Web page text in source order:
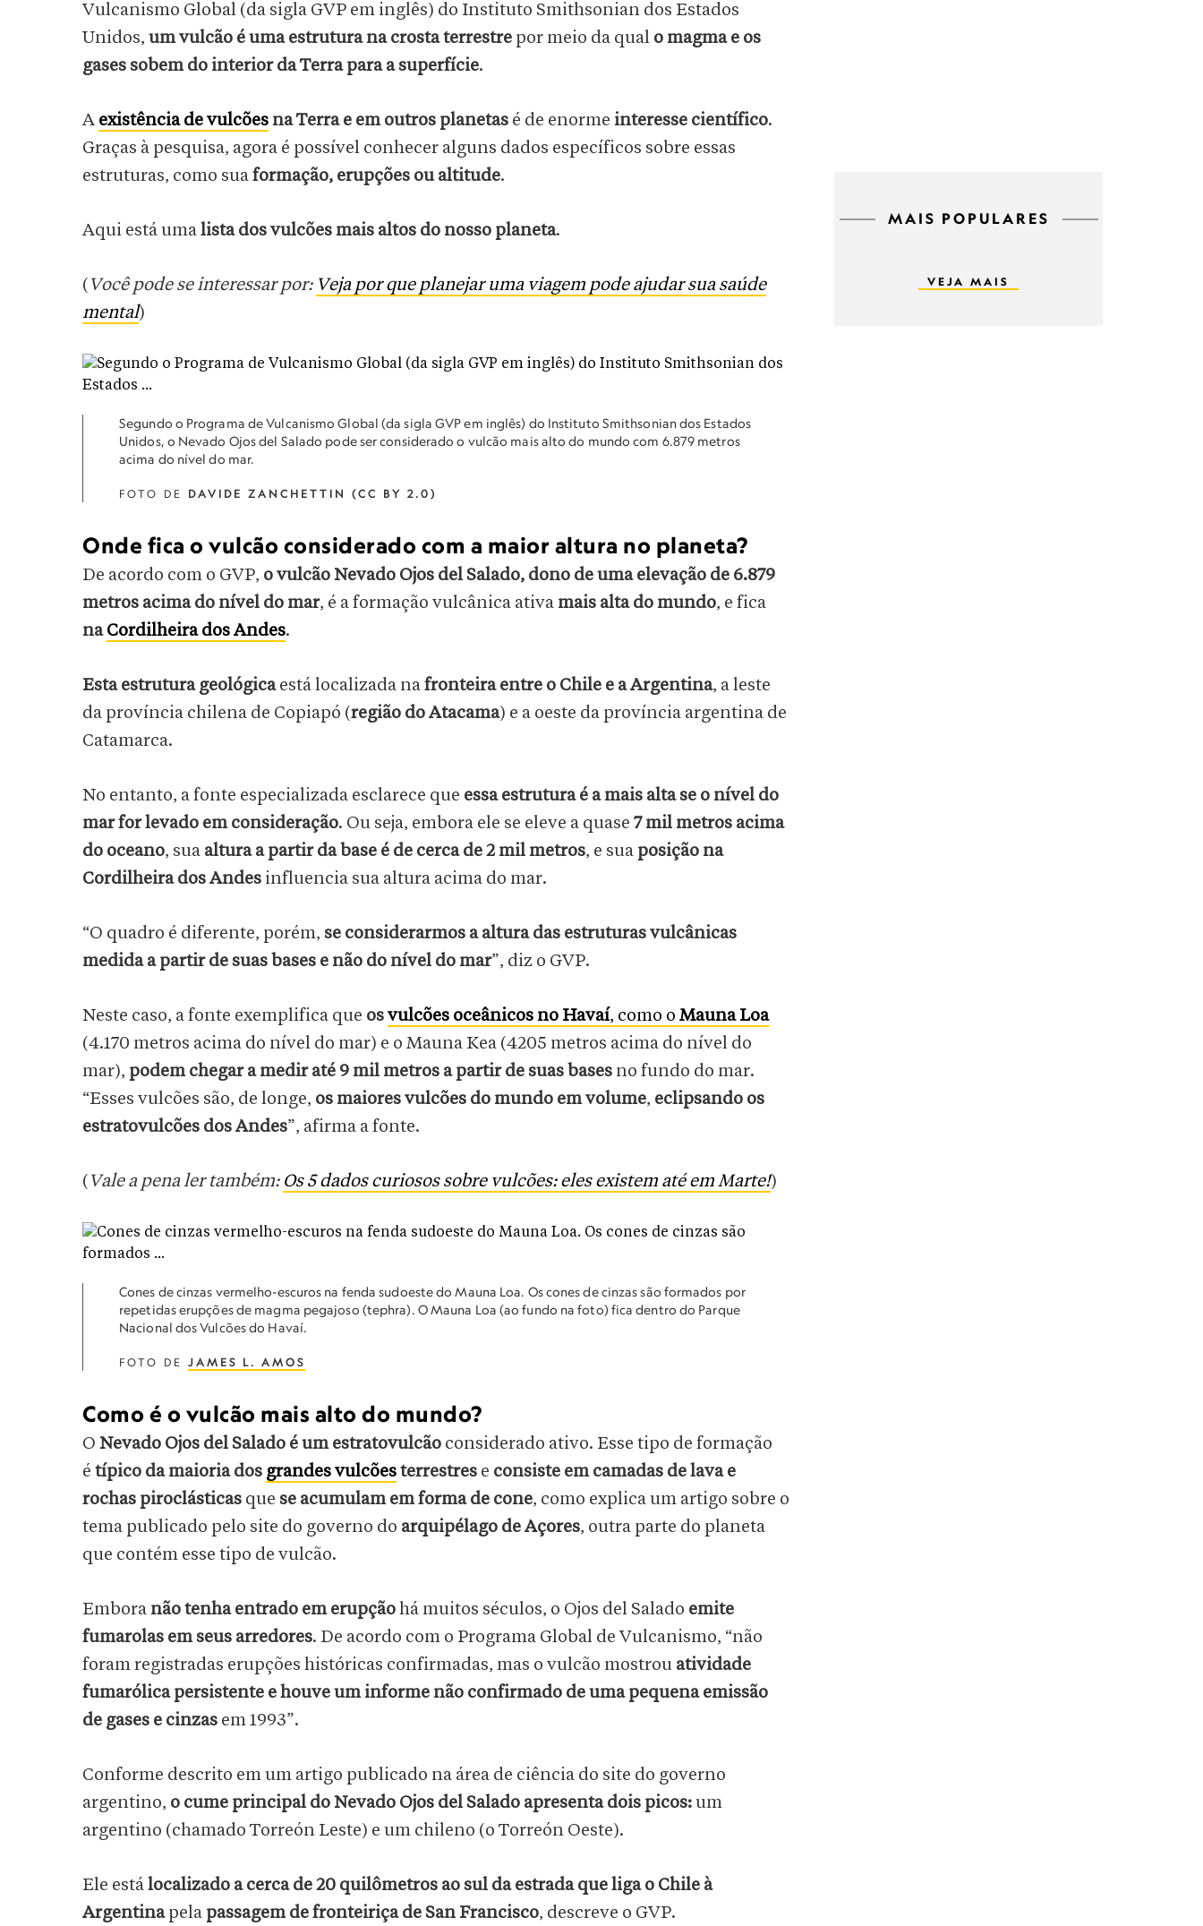
Vulcanismo Global (da sigla GVP em inglês) do Instituto Smithsonian dos Estados
Unidos, um vulcão é uma estrutura na crosta terrestre por meio da qual o magma e os
gases sobem do interior da Terra para a superfície.
A existência de vulcões na Terra e em outros planetas é de enorme interesse científico.
Graças à pesquisa, agora é possível conhecer alguns dados específicos sobre essas
estruturas, como suaformação, erupções ou altitude.
Aqui está umalista dos vulcões mais altos do nosso planeta.
( Você pode se interessar por: Veja por que planejar uma viagem pode ajudar sua saúde
mental)
Segundo o Programa de Vulcanismo Global (da sigla GVP em inglês) do Instituto Smithsonian dos Estados
Unidos, o Nevado Ojos del Salado pode ser considerado o vulcão mais alto do mundo com 6.879 metros
acima do nível do mar.
FOTO DE DAVIDE ZANCHETTIN (CC BY 2.0)
Onde fica o vulcão considerado com a maior altura no planeta?
De acordo com o GVP, o vulcão Nevado Ojos del Salado, dono de uma elevação de 6.879
metros acima do nível do mar, é a formação vulcânica ativa mais alta do mundo, e fica
naCordilheira dos Andes.
Esta estrutura geológicaestá localizada nafronteira entre o Chile e a Argentina, a leste
da província chilena de Copiapó (região do Atacama) e a oeste da província argentina de
Catamarca.
No entanto, a fonte especializada esclarece que essa estrutura é a mais alta se o nível do
mar for levado em consideração. Ou seja, embora ele se eleve a quase 7 mil metros acima
do oceano, sua altura a partir da base é de cerca de 2 mil metros, e sua posição na
Cordilheira dos Andes influencia sua altura acima do mar.
“O quadro é diferente, porém, se considerarmos a altura das estruturas vulcânicas
medida a partir de suas bases e não do nível do mar”, diz o GVP.
Neste caso, a fonte exemplifica que osvulcões oceânicos no Havaí, como o Mauna Loa
(4.170 metros acima do nível do mar) e o Mauna Kea (4205 metros acima do nível do
mar), podem chegar a medir até 9 mil metros a partir de suas bases no fundo do mar.
“Esses vulcões são, de longe, os maiores vulcões do mundo em volume, eclipsando os
estratovulcões dos Andes”, afirma a fonte.
( Vale a pena ler também: Os 5 dados curiosos sobre vulcões: eles existem até em Marte!)
Cones de cinzas vermelho-escuros na fenda sudoeste do Mauna Loa. Os cones de cinzas são formados por
repetidas erupções de magma pegajoso (tephra). O Mauna Loa (ao fundo na foto) fica dentro do Parque
Nacional dos Vulcões do Havaí.
FOTO DE JAMES L. AMOS
Como é o vulcão mais alto do mundo?
O Nevado Ojos del Salado é um estratovulcão considerado ativo. Esse tipo de formação
é típico da maioria dos grandes vulcõesterrestres e consiste em camadas de lava e
rochas piroclásticas que se acumulam em forma de cone, como explica um artigo sobre o
tema publicado pelo site do governo do arquipélago de Açores, outra parte do planeta
que contém esse tipo de vulcão.
Embora não tenha entrado em erupçãohá muitos séculos, o Ojos del Salado emite
fumarolas em seus arredores. De acordo com o Programa Global de Vulcanismo, “não
foram registradas erupções históricas confirmadas, mas o vulcão mostrou atividade
fumarólica persistente e houve um informe não confirmado de uma pequena emissão
de gases e cinzas em 1993”.
Conforme descrito em um artigo publicado na área de ciência do site do governo
argentino, o cume principal do Nevado Ojos del Salado apresenta dois picos:um
argentino (chamado Torreón Leste) e um chileno (o Torreón Oeste).
Ele estálocalizado a cerca de 20 quilômetros ao sul da estrada que liga o Chile à
Argentinapela passagem de fronteiriça de San Francisco, descreve o GVP.
MAIS POPULARES
VEJA MAIS